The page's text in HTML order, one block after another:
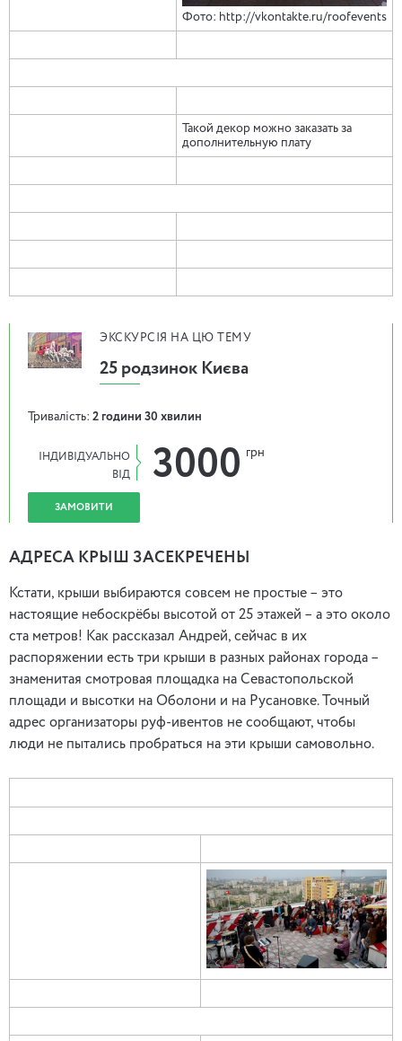
Фото: http://vkontakte.ru/roofevents
Такой декор можно заказать за
дополнительную плату
ЭКСКУРСІЯ НА ЦЮ ТЕМУ
25 родзинок Києва
Тривалість: 2 години 30 хвилин
ІНДИВІДУАЛЬНО
ВІД
3000 грн
ЗАМОВИТИ
АДРЕСА КРЫШ ЗАСЕКРЕЧЕНЫ
Кстати, крыши выбираются совсем не простые – это
настоящие небоскрёбы высотой от 25 этажей – а это около
ста метров! Как рассказал Андрей, сейчас в их
распоряжении есть три крыши в разных районах города –
знаменитая смотровая площадка на Севастопольской
площади и высотки на Оболони и на Русановке. Точный
адрес организаторы руф-ивентов не сообщают, чтобы
люди не пытались пробраться на эти крыши самовольно.